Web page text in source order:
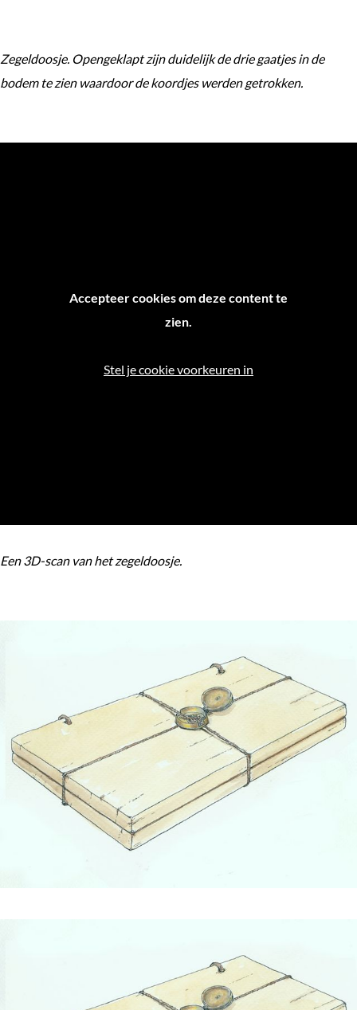
Zegeldoosje. Opengeklapt zijn duidelijk de drie gaatjes in de
bodem te zien waardoor de koordjes werden getrokken.
Accepteer cookies om deze content te
zien.
Stel je cookie voorkeuren in
Een 3D-scan van het zegeldoosje.